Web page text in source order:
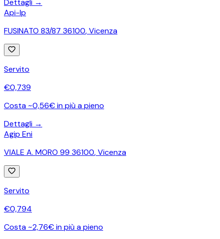
Api-Ip
FUSINATO 83/87 36100,Vicenza
Servito
€0,739
Costa ~0,56€ in più a pieno
Dettagli →
Agip Eni
VIALE A. MORO 99 36100,Vicenza
Servito
€0,794
Costa ~2,76€ in più a pieno